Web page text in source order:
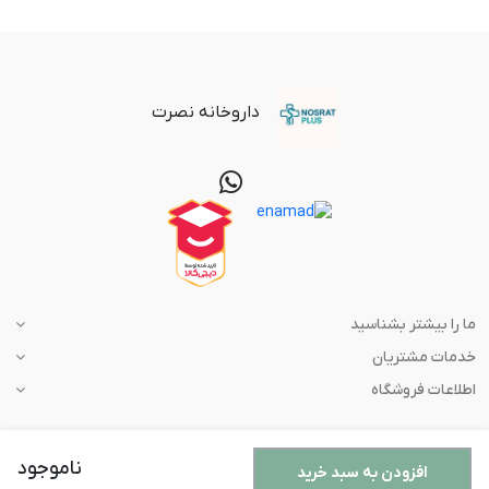
افزودن به سبد خرید ناموجود
داروخانه نصرت
ما را بیشتر بشناسید
خدمات مشتریان
اطلاعات فروشگاه